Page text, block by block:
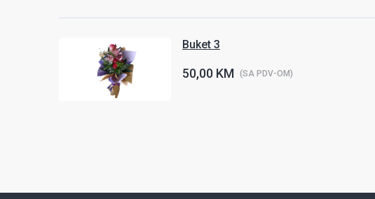
Buket 3
50,00 KM (SA PDV-OM)